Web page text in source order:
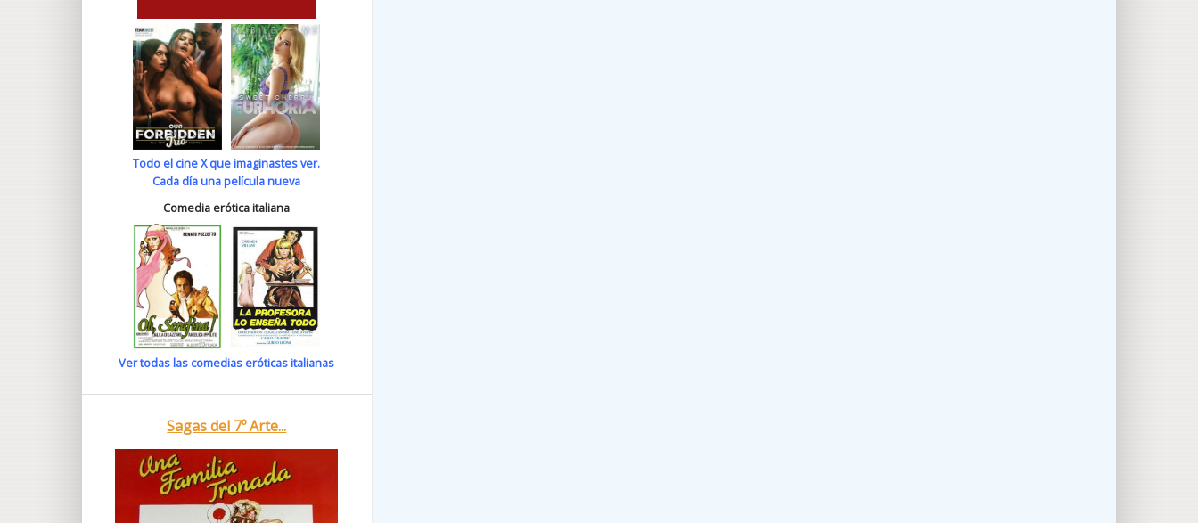
Todo el cine X que imaginastes ver.
Cada día una película nueva
Comedia erótica italiana
Ver todas las comedias eróticas italianas
Sagas del 7º Arte...